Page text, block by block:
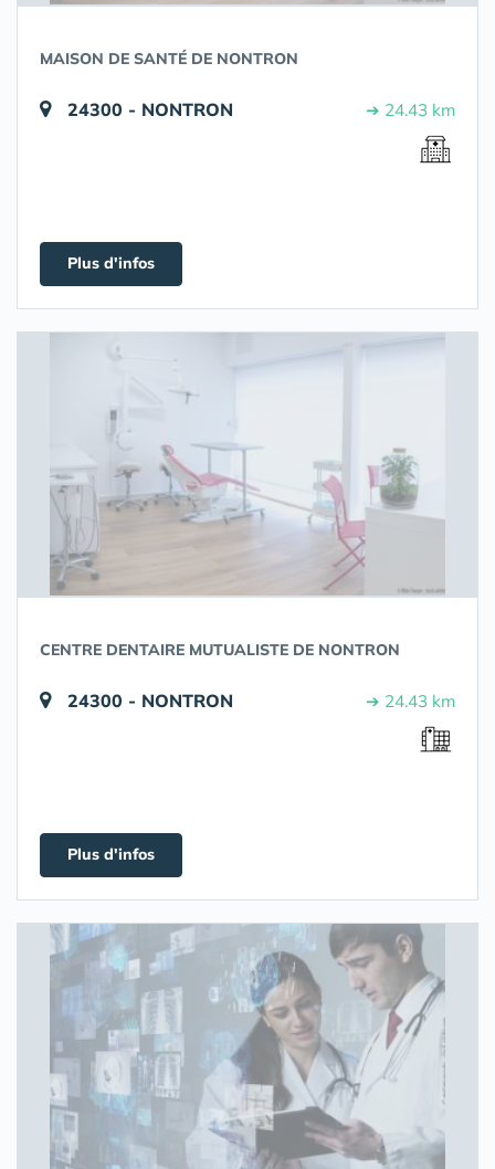
MAISON DE SANTÉ DE NONTRON
24300 - NONTRON ➔ 24.43 km
Plus d'infos
CENTRE DENTAIRE MUTUALISTE DE NONTRON
24300 - NONTRON ➔ 24.43 km
Plus d'infos